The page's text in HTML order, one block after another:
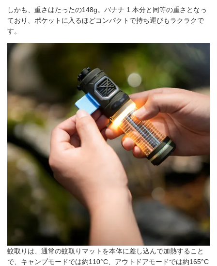
しかも、重さはたったの148g。バナナ 1 本分と同等の重さとなっ
ており、ポケットに入るほどコンパクトで持ち運びもラクラクで
す。
蚊取りは、通常の蚊取りマットを本体に差し込んで加熱すること
で、キャンプモードでは約110°C、アウトドアモードでは約165°C